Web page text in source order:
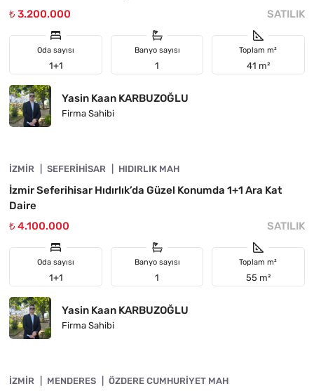
₺ 3.200.000
SATILIK
Oda sayısı
1+1
Banyo sayısı
1
Toplam m²
41 m²
Yasin Kaan KARBUZOĞLU
Firma Sahibi
ÖNE ÇIKAN
İZMIR SEFERIHISAR HIDIRLIK MAH
İzmir Seferihisar Hıdırlık’da Güzel Konumda 1+1 Ara Kat
Daire
₺ 4.100.000
SATILIK
Oda sayısı
1+1
Banyo sayısı
1
Toplam m²
55 m²
Yasin Kaan KARBUZOĞLU
Firma Sahibi
ÖNE ÇIKAN
İZMIR MENDERES ÖZDERE CUMHURIYET MAH